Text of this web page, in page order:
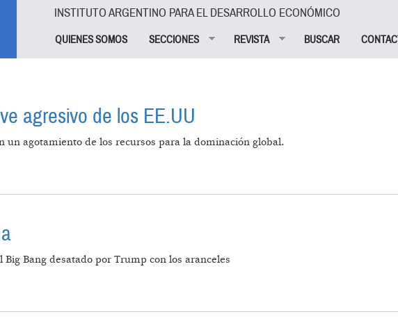
INSTITUTO ARGENTINO PARA EL DESARROLLO ECONÓMICO
QUIENES SOMOS SECCIONES REVISTA BUSCAR
agresivo de los EE.UU
un agotamiento de los recursos para la dominación global.
Bang desatado por Trump con los aranceles